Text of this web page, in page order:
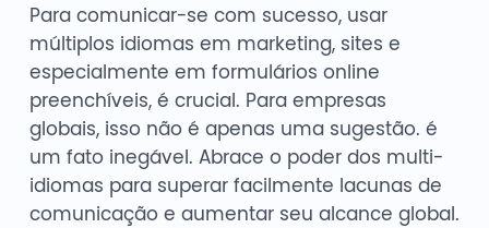
Para comunicar-se com sucesso, usar
múltiplos idiomas em marketing, sites e
especialmente em formulários online
preenchíveis, é crucial. Para empresas
globais, isso não é apenas uma sugestão. é
um fato inegável. Abrace o poder dos multi-
idiomas para superar facilmente lacunas de
comunicação e aumentar seu alcance global.